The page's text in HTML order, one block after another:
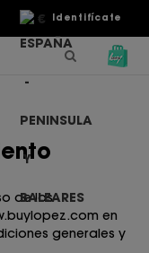
Identifícate
€
de los
en
generales y